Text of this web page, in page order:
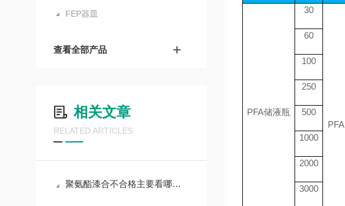
FEP器皿
查看全部产品
相关文章
RELATED ARTICLES
聚氨酯漆合不合格主要看哪些项目呢？往这看!
PFA储液瓶
30
PFA
60
100
250
500
1000
2000
3000